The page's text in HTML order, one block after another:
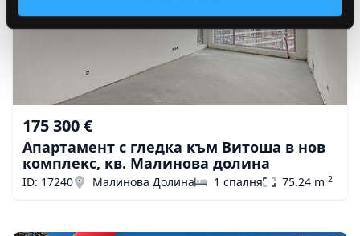
175 300 €
Апартамент с гледка към Витоша в нов
комплекс, кв. Малинова долина
ID: 17240 Малинова Долина 1 спалня 75.24 m 2